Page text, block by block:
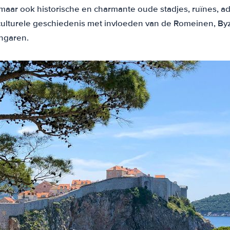
ook historische en charmante oude stadjes, ruïnes,
geschiedenis met invloeden van de Romeinen,